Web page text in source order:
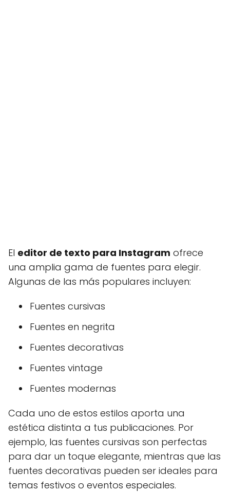
El editor de texto para Instagram ofrece
una amplia gama de fuentes para elegir.
Algunas de las más populares incluyen:
Fuentes cursivas
Fuentes en negrita
Fuentes decorativas
Fuentes vintage
Fuentes modernas
Cada uno de estos estilos aporta una
estética distinta a tus publicaciones. Por
ejemplo, las fuentes cursivas son perfectas
para dar un toque elegante, mientras que las
fuentes decorativas pueden ser ideales para
temas festivos o eventos especiales.